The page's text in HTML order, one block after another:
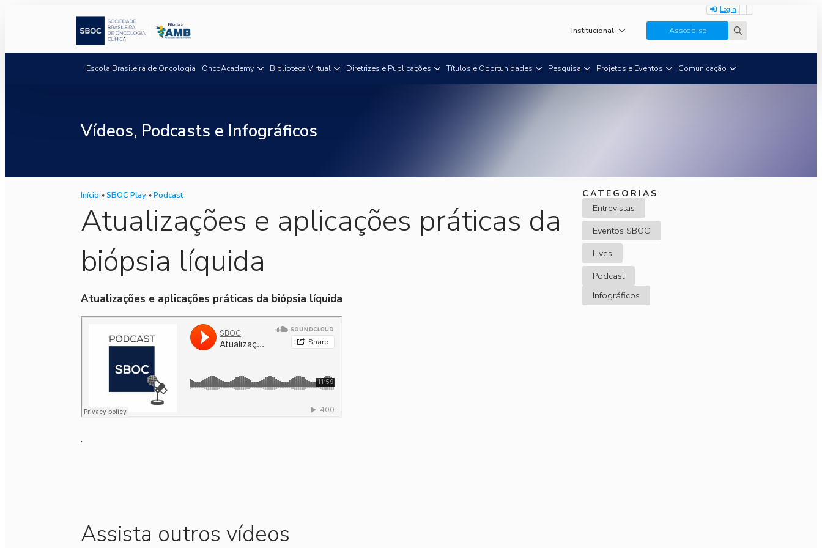
Login
Institucional Associe-se
Escola Brasileira de Oncologia OncoAcademy Biblioteca Virtual Diretrizes e Publicações Títulos e Oportunidades Pesquisa Projetos e Eventos Comunicação
Vídeos, Podcasts e Infográficos
Início »SBOC Play »Podcast
Atualizações e aplicações práticas da
biópsia líquida
Atualizações e aplicações práticas da biópsia líquida
.
Assista outros vídeos
CATEGORIAS
Entrevistas
Eventos SBOC
Lives
Podcast
Infográficos